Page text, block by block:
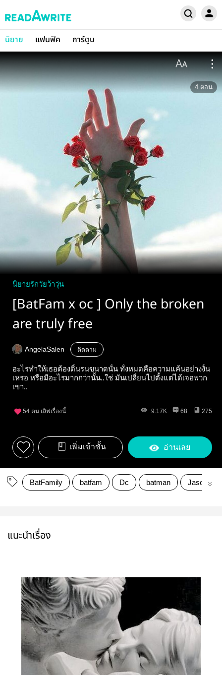
นิยาย แฟนฟิค การ์ตูน
4 ตอน
นิยายรักวัยว้าวุ่น
[BatFam x oc ] Only the broken
are truly free
AngelaSalen ติดตาม
อะไรทำให้เธอต้องดิ้นรนขนาดนั้น ทั้งหมดคือความแค้นอย่างงั้น
เหรอ หรือมีอะไรมากกว่านั้น..ใช่ มันเปลี่ยนไปตั้งแต่ได้เจอพวก
เขา..
54 คน เลิฟเรื่องนี้ 9.17K 68 275
เพิ่มเข้าชั้น อ่านเลย
BatFamily batfam Dc batman
แนะนำเรื่อง